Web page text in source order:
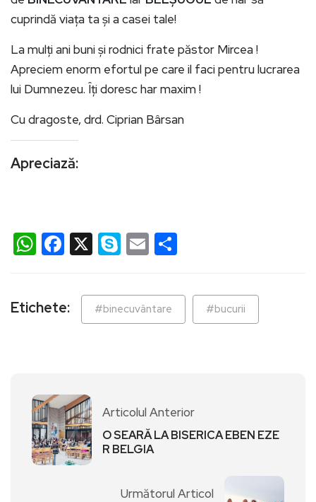
cuprindă viața ta și a casei tale!
La mulți ani buni și rodnici frate păstor Mircea !
Apreciem enorm efortul pe care il faci pentru lucrarea
lui Dumnezeu. Îți doresc har maxim !
Cu dragoste, drd. Ciprian Bârsan
Apreciază:
WhatsApp
Facebook
X Skype
Email
Etichete: #binecuvântare #bucurii
Articolul Anterior
O SEARĂ LA BISERICA EBEN EZE
R BELGIA
Următorul Articol